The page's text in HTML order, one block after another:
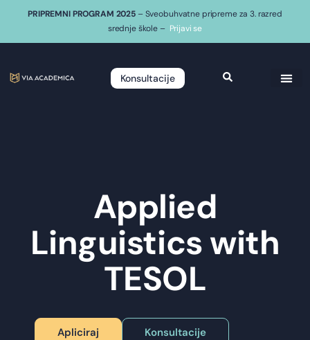
PRIPREMNI PROGRAM 2025 – Sveobuhvatne pripreme za 3. razred
srednje škole – Prijavi se
Konsultacije
Applied
Linguistics with
TESOL
Apliciraj Konsultacije